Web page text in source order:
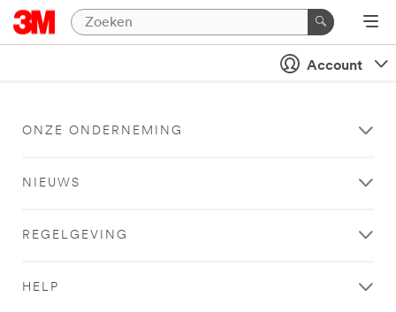
Account
ONZE ONDERNEMING
NIEUWS
REGELGEVING
HELP